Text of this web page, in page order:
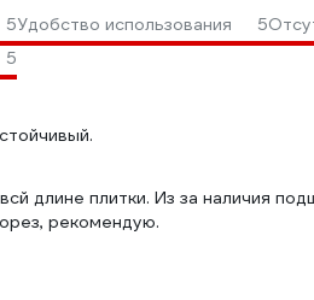
5Удобство использования 5
5
длине плитки. Из за наличия
рекомендую.